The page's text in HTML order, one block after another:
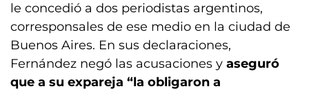
le concedió a dos periodistas argentinos,
corresponsales de ese medio en la ciudad de
Buenos Aires. En sus declaraciones,
Fernández negó las acusaciones y aseguró
que a su expareja “la obligaron a